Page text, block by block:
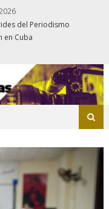
del Periodismo
en Cuba